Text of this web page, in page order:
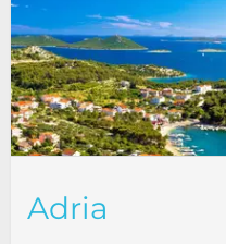
Adria